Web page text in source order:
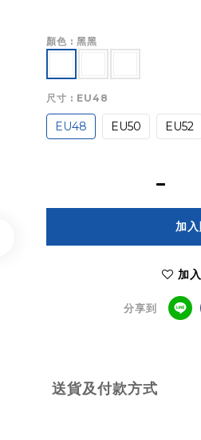
顏色 : 黑黑
尺寸 : EU48
EU48 EU50 EU52
加
加
分享到
送貨及付款方式